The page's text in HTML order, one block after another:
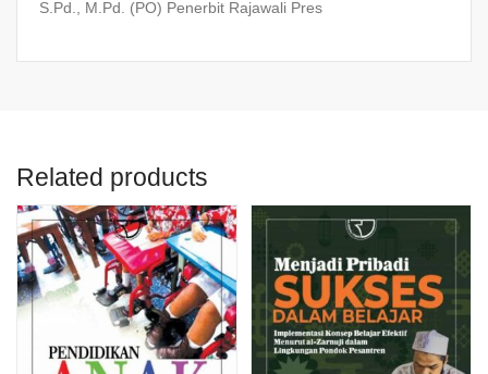
S.Pd., M.Pd. (PO) Penerbit Rajawali Pres
Related products